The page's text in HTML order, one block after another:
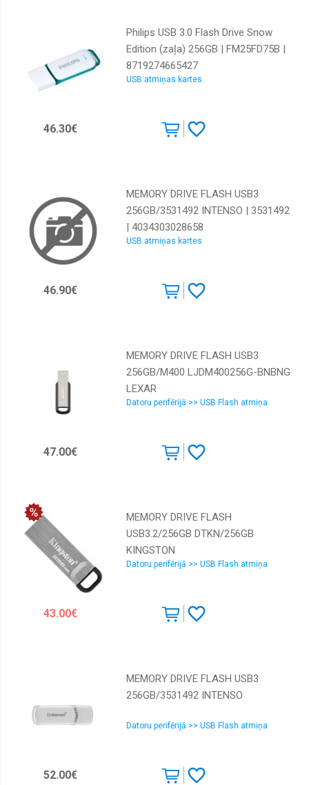
Philips USB 3.0 Flash Drive Snow
Edition (zaļa) 256GB | FM25FD75B |
8719274665427
USB atmiņas kartes
46.30€
MEMORY DRIVE FLASH USB3
256GB/3531492 INTENSO | 3531492
| 4034303028658
USB atmiņas kartes
46.90€
MEMORY DRIVE FLASH USB3
256GB/M400 LJDM400256G-BNBNG
LEXAR
Datoru perifērijā >> USB Flash atmiņa
47.00€
MEMORY DRIVE FLASH
USB3.2/256GB DTKN/256GB
KINGSTON
Datoru perifērijā >> USB Flash atmiņa
43.00€
MEMORY DRIVE FLASH USB3
256GB/3531492 INTENSO
Datoru perifērijā >> USB Flash atmiņa
52.00€